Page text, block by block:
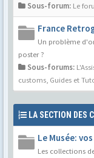
Sous-forum: Le
France
Un problème
poster ?
Sous-forums:
customs Guides et
LA SECTION DES
Le Musée:
Les collections